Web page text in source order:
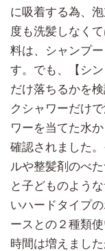
に吸着する為、
度も洗髪しなく
料は、シャンプ
す。でも、【シ
だけ落ちるかを
クシャワーだけ
ワーを当てた水
確認されました
ルや整髪剤のべ
と子どものよう
いハードタイプ
ースとの２種類
時間は増えまし